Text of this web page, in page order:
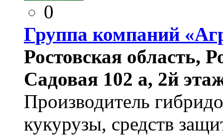
0
Группа компаний
Ростовская область,
Садовая 102 а, 2й
Производитель
кукурузы, средств